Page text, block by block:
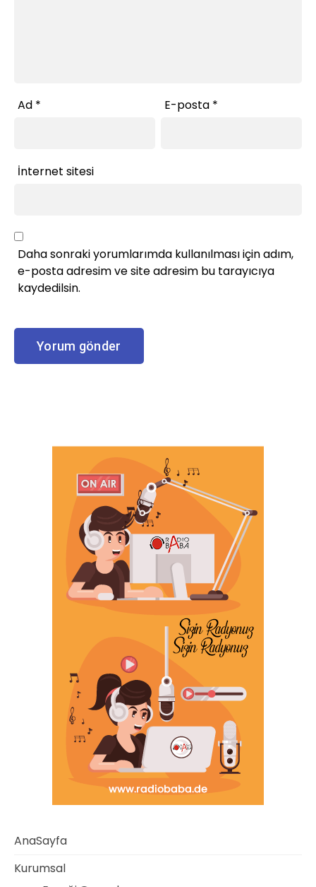
Ad * E-posta *
İnternet sitesi
Daha sonraki yorumlarımda kullanılması için adım,
e-posta adresim ve site adresim bu tarayıcıya
kaydedilsin.
AnaSayfa
Kurumsal